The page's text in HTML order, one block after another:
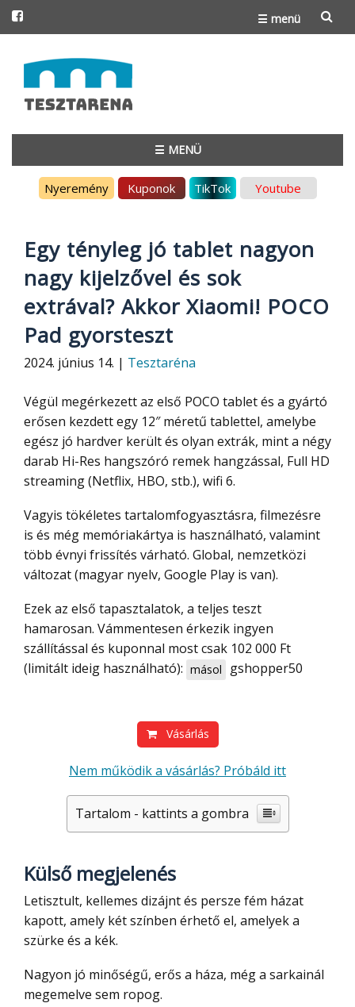
☰ menü
to
content
☰ MENÜ
Nyeremény Kuponok TikTok Youtube
Egy tényleg jó tablet nagyon
nagy kijelzővel és sok
extrával? Akkor Xiaomi! POCO
Pad gyorsteszt
2024. június 14. | Tesztaréna
Végül megérkezett az első POCO tablet és a gyártó
erősen kezdett egy 12″ méretű tablettel, amelybe
egész jó hardver került és olyan extrák, mint a négy
darab Hi-Res hangszóró remek hangzással, Full HD
streaming (Netflix, HBO, stb.), wifi 6.
Vagyis tökéletes tartalomfogyasztásra, filmezésre
is és még memóriakártya is használható, valamint
több évnyi frissítés várható. Global, nemzetközi
változat (magyar nyelv, Google Play is van).
Ezek az első tapasztalatok, a teljes teszt
hamarosan. Vámmentesen érkezik ingyen
szállítással és kuponnal most csak 102 000 Ft
(limitált ideig használható): másol gshopper50
Vásárlás
Nem működik a vásárlás? Próbáld itt
Tartalom - kattints a gombra
Külső megjelenés
Letisztult, kellemes dizájnt és persze fém házat
kapott, amely két színben érhető el, amelyek a
szürke és a kék.
Nagyon jó minőségű, erős a háza, még a sarkainál
megemelve sem ropog.